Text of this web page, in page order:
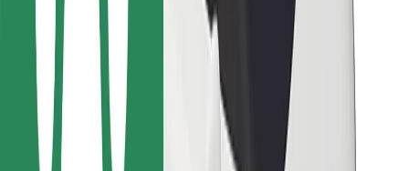
Para conductores
Para repartidores
Bolt Food
Para propietarios de flota
Para restaurantes